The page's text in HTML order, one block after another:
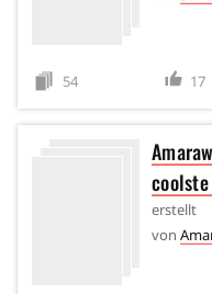
54 17
erstellt
von